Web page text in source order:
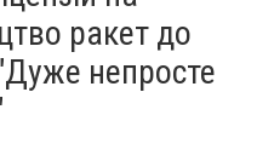
ракет до
непросте